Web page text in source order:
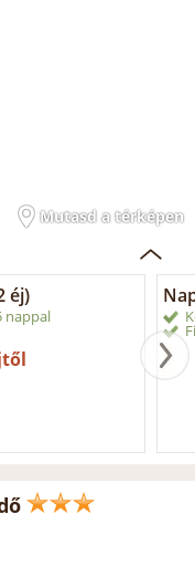
Mutasd a térképen
éj)
nappal